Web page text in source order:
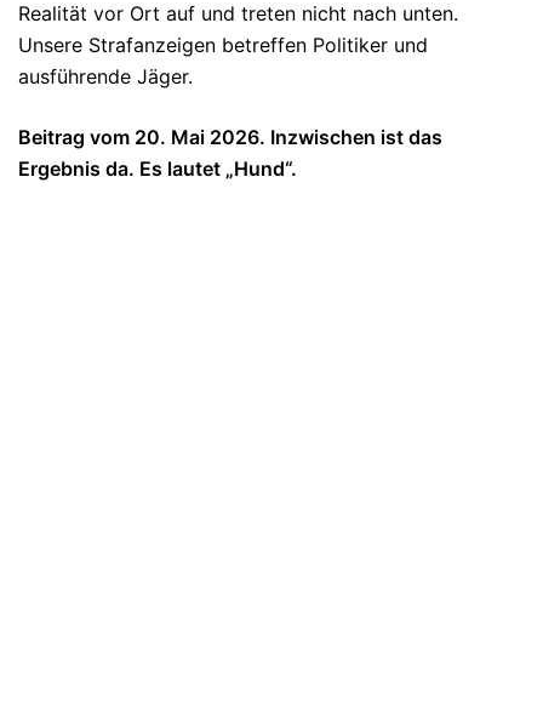
Realität vor Ort auf und treten nicht nach unten.
Unsere Strafanzeigen betreffen Politiker und
ausführende Jäger.
Beitrag vom 20. Mai 2026. Inzwischen ist das
Ergebnis da. Es lautet „Hund“.